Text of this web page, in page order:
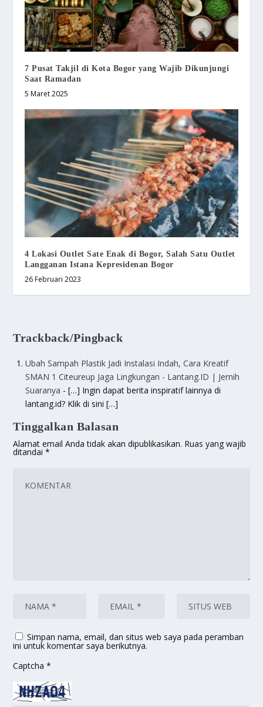
7 Pusat Takjil di Kota Bogor yang Wajib Dikunjungi
Saat Ramadan
5 Maret 2025
4 Lokasi Outlet Sate Enak di Bogor, Salah Satu Outlet
Langganan Istana Kepresidenan Bogor
26 Februari 2023
Trackback/Pingback
Ubah Sampah Plastik Jadi Instalasi Indah, Cara Kreatif
SMAN 1 Citeureup Jaga Lingkungan - Lantang.ID | Jernih
Suaranya - […] Ingin dapat berita inspiratif lainnya di
lantang.id? Klik di sini […]
Tinggalkan Balasan
Alamat email Anda tidak akan dipublikasikan. Ruas yang wajib
ditandai*
Simpan nama, email, dan situs web saya pada peramban
ini untuk komentar saya berikutnya.
Captcha*